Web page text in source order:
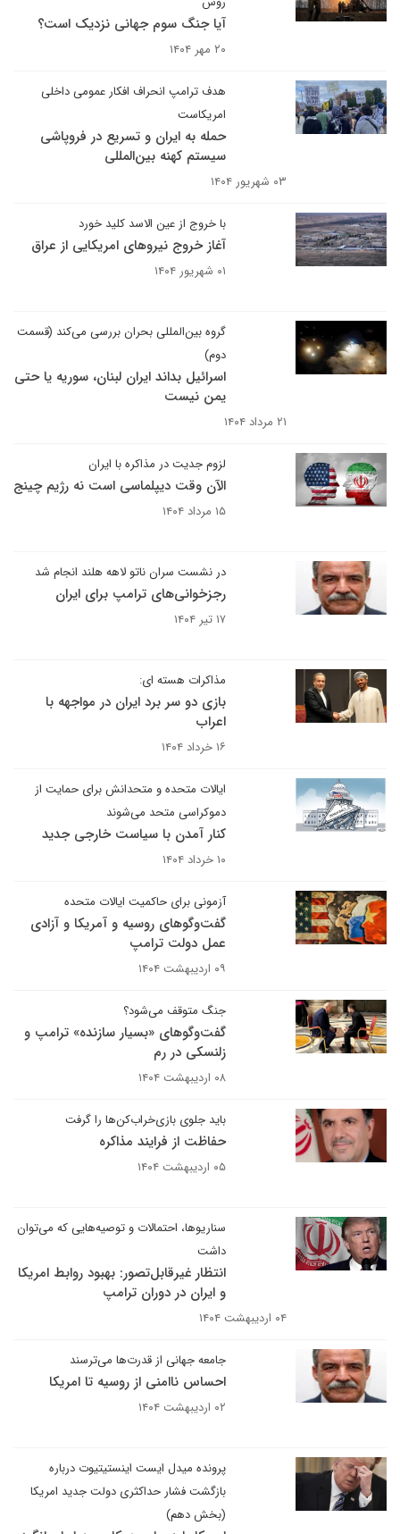
آیا جنگ سوم جهانی نزدیک است؟
۲۰ مهر ۱۴۰۴
هدف ترامپ انحراف افکار عمومی داخلی
امریکاست
حمله به ایران و تسریع در فروپاشی
سیستم کهنه بین‌المللی
۰۳ شهریور ۱۴۰۴
با خروج از عین الاسد کلید خورد
آغاز خروج نیروهای امریکایی از عراق
۰۱ شهریور ۱۴۰۴
گروه بین‌المللی بحران بررسی می‌کند (قسمت
دوم)
اسرائیل بداند ایران لبنان، سوریه یا حتی
یمن نیست
۲۱ مرداد ۱۴۰۴
لزوم جدیت در مذاکره با ایران
الآن وقت دیپلماسی است نه رژیم چینج
۱۵ مرداد ۱۴۰۴
در نشست سران ناتو لاهه هلند انجام شد
رجزخوانی‌های ترامپ برای ایران
۱۷ تیر ۱۴۰۴
مذاکرات هسته ای:
بازی دو سر برد ایران در مواجهه با
اعراب
۱۶ خرداد ۱۴۰۴
ایالات متحده و متحدانش برای حمایت از
دموکراسی متحد می‌شوند
کنار آمدن با سیاست خارجی جدید
۱۰ خرداد ۱۴۰۴
آزمونی برای حاکمیت ایالات متحده
گفت‌وگوهای روسیه و آمریکا و آزادی
عمل دولت ترامپ
۰۹ اردیبهشت ۱۴۰۴
جنگ متوقف می‌شود؟
گفت‌وگوهای «بسیار سازنده» ترامپ و
زلنسکی در رم
۰۸ اردیبهشت ۱۴۰۴
باید جلوی بازی‌خراب‌کن‌ها را گرفت
حفاظت از فرایند مذاکره
۰۵ اردیبهشت ۱۴۰۴
سناریوها، احتمالات و توصیه‌هایی که می‌توان
داشت
انتظار غیرقابل‌تصور: بهبود روابط امریکا
و ایران در دوران ترامپ
۰۴ اردیبهشت ۱۴۰۴
جامعه جهانی از قدرت‌ها می‌ترسند
احساس ناامنی از روسیه تا امریکا
۰۲ اردیبهشت ۱۴۰۴
پرونده میدل ایست اینستیتیوت درباره
بازگشت فشار حداکثری دولت جدید امریکا
(بخش دهم)